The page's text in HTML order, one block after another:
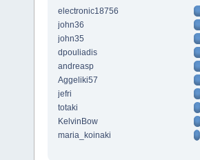
electronic18756
john36
john35
dpouliadis
andreasp
Aggeliki57
jefri
totaki
KelvinBow
maria_koinaki